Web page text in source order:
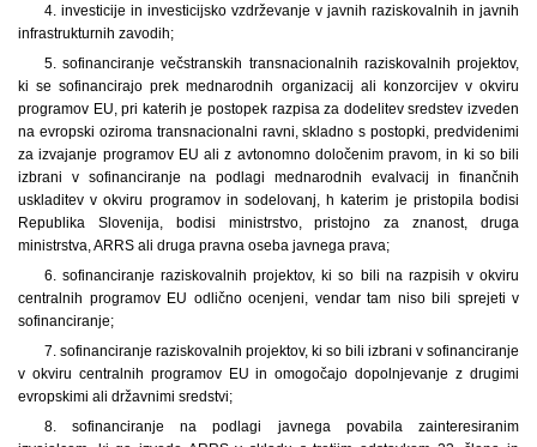
4. investicije in investicijsko vzdrževanje v javnih raziskovalnih in javnih
infrastrukturnih zavodih;
5. sofinanciranje večstranskih transnacionalnih raziskovalnih projektov,
ki se sofinancirajo prek mednarodnih organizacij ali konzorcijev v okviru
programov EU, pri katerih je postopek razpisa za dodelitev sredstev izveden
na evropski oziroma transnacionalni ravni, skladno s postopki, predvidenimi
za izvajanje programov EU ali z avtonomno določenim pravom, in ki so bili
izbrani v sofinanciranje na podlagi mednarodnih evalvacij in finančnih
uskladitev v okviru programov in sodelovanj, h katerim je pristopila bodisi
Republika Slovenija, bodisi ministrstvo, pristojno za znanost, druga
ministrstva, ARRS ali druga pravna oseba javnega prava;
6. sofinanciranje raziskovalnih projektov, ki so bili na razpisih v okviru
centralnih programov EU odlično ocenjeni, vendar tam niso bili sprejeti v
sofinanciranje;
7. sofinanciranje raziskovalnih projektov, ki so bili izbrani v sofinanciranje
v okviru centralnih programov EU in omogočajo dopolnjevanje z drugimi
evropskimi ali državnimi sredstvi;
8. sofinanciranje na podlagi javnega povabila zainteresiranim